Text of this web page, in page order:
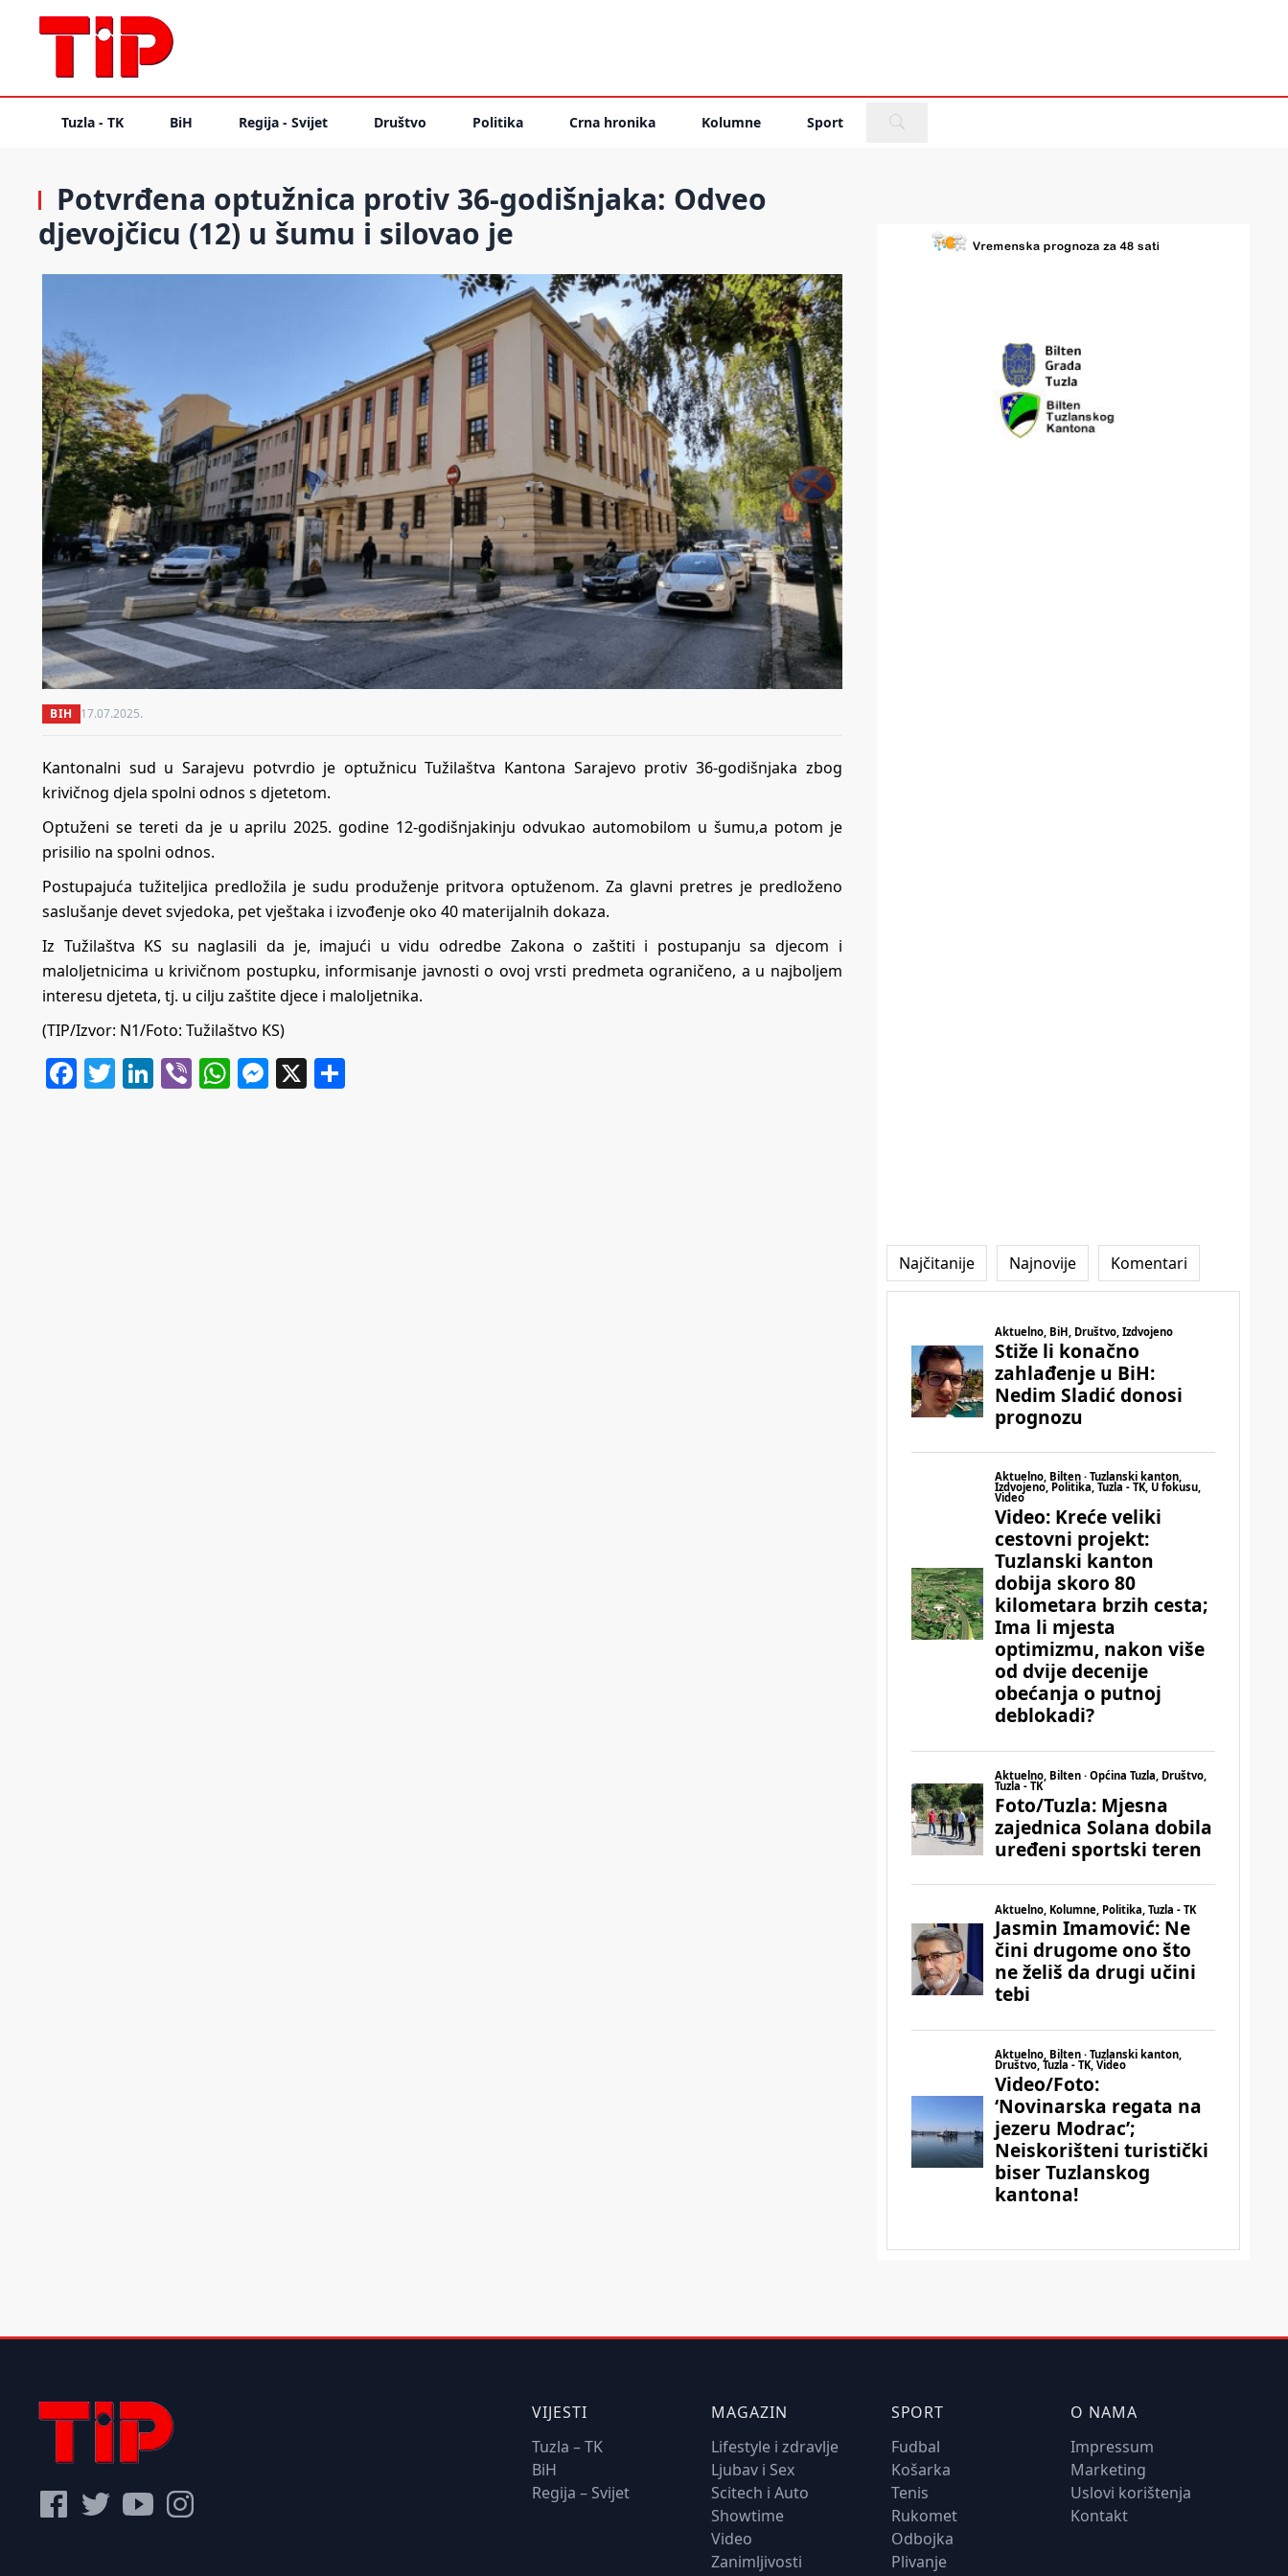
Tuzla - TK BiH Regija - Svijet Društvo Politika Crna hronika Kolumne Sport
Potvrđena optužnica protiv 36-godišnjaka: Odveo
djevojčicu (12) u šumu i silovao je
BIH 17.07.2025.
Kantonalni sud u Sarajevu potvrdio je optužnicu Tužilaštva Kantona Sarajevo protiv 36-godišnjaka zbog
krivičnog djela spolni odnos s djetetom.
Optuženi se tereti da je u aprilu 2025. godine 12-godišnjakinju odvukao automobilom u šumu,a potom je
prisilio na spolni odnos.
Postupajuća tužiteljica predložila je sudu produženje pritvora optuženom. Za glavni pretres je predloženo
saslušanje devet svjedoka, pet vještaka i izvođenje oko 40 materijalnih dokaza.
Iz Tužilaštva KS su naglasili da je, imajući u vidu odredbe Zakona o zaštiti i postupanju sa djecom i
maloljetnicima u krivičnom postupku, informisanje javnosti o ovoj vrsti predmeta ograničeno, a u najboljem
interesu djeteta, tj. u cilju zaštite djece i maloljetnika.
(TIP/Izvor: N1/Foto: Tužilaštvo KS)
Facebook
Twitter
LinkedIn
ViberWhatsApp
Messenger
X
Najčitanije Najnovije Komentari
VIJESTI
Tuzla – TK
BiH
Regija – Svijet
MAGAZIN
Lifestyle i zdravlje
Ljubav i Sex
Scitech i Auto
Showtime
Video
Zanimljivosti
SPORT
Fudbal
Košarka
Tenis
Rukomet
Odbojka
Plivanje
O NAMA
Impressum
Marketing
Uslovi korištenja
Kontakt